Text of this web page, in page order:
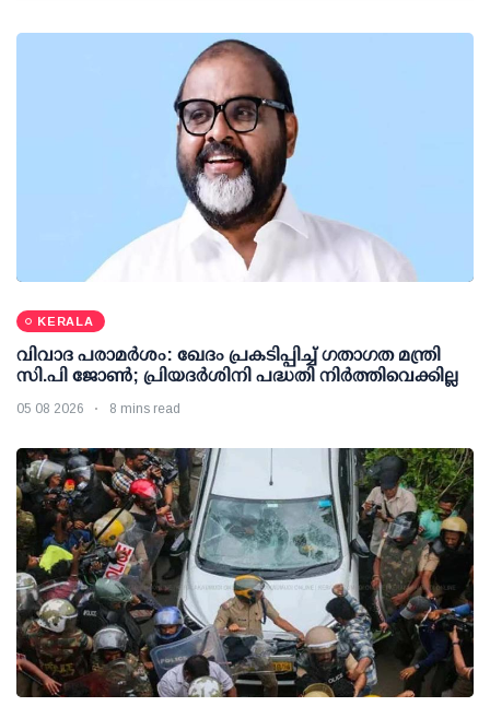
KERALA
വിവാദ പരാമര്‍ശം: ഖേദം പ്രകടിപ്പിച്ച് ഗതാഗത മന്ത്രി
സി.പി ജോണ്‍; പ്രിയദര്‍ശിനി പദ്ധതി നിര്‍ത്തിവെക്കില്ല
05 08 2026 8 mins read